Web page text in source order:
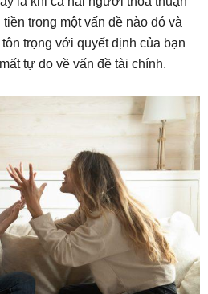
trong một vấn đề nào đó và
trọng với quyết định của bạn
tự do về vấn đề tài chính.